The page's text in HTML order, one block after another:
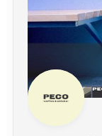
セプトとし
「ヒト×ヒト
して参りま
タイリッシ
最高のひと